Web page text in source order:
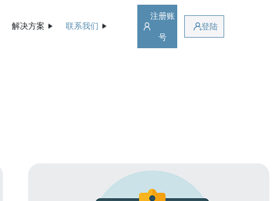
解决方案 联系我们
注册账
号
登陆